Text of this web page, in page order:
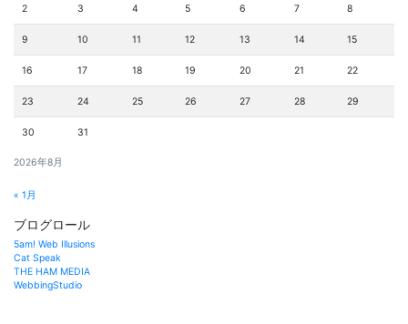
2026年8月
2 3 4 5 6 7 8
9 10 11 12 13 14 15
16 17 18 19 20 21 22
23 24 25 26 27 28 29
30 31
« 1月
ブログロール
5am! Web Illusions
Cat Speak
THE HAM MEDIA
WebbingStudio